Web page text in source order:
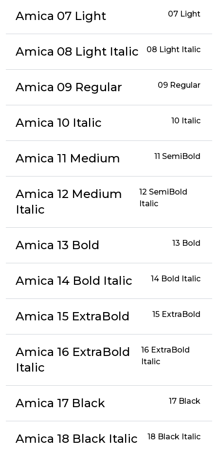
Amica 07 Light 07 Light
Amica 08 Light Italic 08 Light Italic
Amica 09 Regular 09 Regular
Amica 10 Italic 10 Italic
Amica 11 Medium 11 SemiBold
Amica 12 Medium
Italic
12 SemiBold
Italic
Amica 13 Bold 13 Bold
Amica 14 Bold Italic 14 Bold Italic
Amica 15 ExtraBold 15 ExtraBold
Amica 16 ExtraBold
Italic
16 ExtraBold
Italic
Amica 17 Black 17 Black
Amica 18 Black Italic 18 Black Italic